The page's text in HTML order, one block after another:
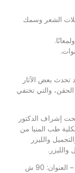
الشعر وسمك
تحدث بعض الآثار
والتي تختفي
إشراف الدكتور
طب المنيا من
والليزر
للحجز والاستعلام: 01011121127 – 01555556694 – العنوان: 90 ش